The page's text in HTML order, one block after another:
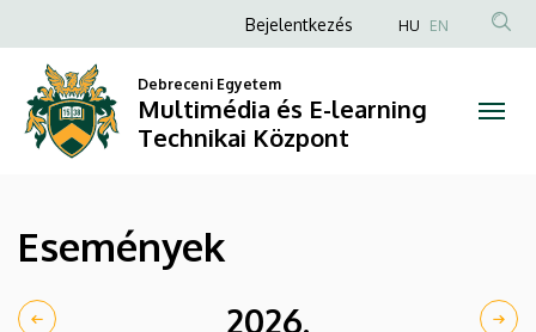
Multimédia
learning
Technikai
a
tartalomra
Anonim
fiók
menüje
Bejelentkezés HU EN
Debreceni Egyetem
Multimédia és E-learning
Technikai Központ
Események
2026.